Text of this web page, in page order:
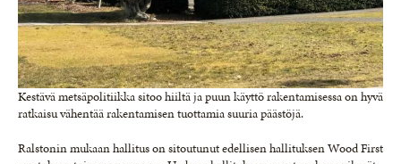
Kestävä metsäpolitiikka sitoo hiiltä ja puun käyttö rakentamisessa on hyvä
ratkaisu vähentää rakentamisen tuottamia suuria päästöjä.
Ralstonin mukaan hallitus on sitoutunut edellisen hallituksen Wood First